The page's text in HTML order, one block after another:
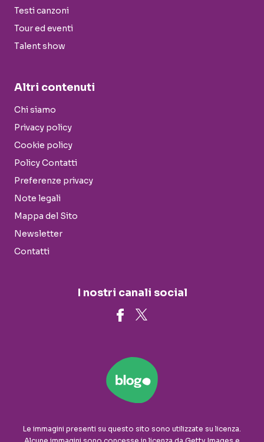
Testi canzoni
Tour ed eventi
Talent show
Altri contenuti
Chi siamo
Privacy policy
Cookie policy
Policy Contatti
Preferenze privacy
Note legali
Mappa del Sito
Newsletter
Contatti
I nostri canali social
Le immagini presenti su questo sito sono utilizzate su licenza.